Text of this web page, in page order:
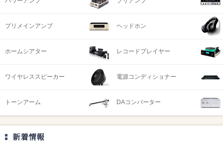
プリメインアンプ ヘッドホン
ホームシアター レコードプレイヤー
ワイヤレススピーカー 電源コンディショナー
トーンアーム DAコンバーター
新着情報